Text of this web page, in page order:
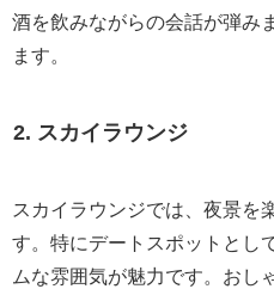
酒を飲みながらの会話が弾み
ます。
2. スカイラウンジ
スカイラウンジでは、夜景を
す。特にデートスポットとし
ムな雰囲気が魅力です。おし